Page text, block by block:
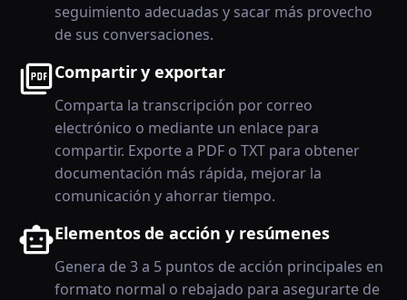
seguimiento adecuadas y sacar más provecho
de sus conversaciones.
Compartir y exportar
Comparta la transcripción por correo
electrónico o mediante un enlace para
compartir. Exporte a PDF o TXT para obtener
documentación más rápida, mejorar la
comunicación y ahorrar tiempo.
Elementos de acción y resúmenes
Genera de 3 a 5 puntos de acción principales en
formato normal o rebajado para asegurarte de